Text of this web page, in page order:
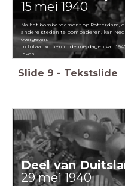
15 mei 1940
Na het bombardement op Rotterdam,
andere steden te bombaderen, kan
overgeven.
In totaal komen in de meidagen van
leven.
Slide 9 - Tekstslide
Deel van
29 mei 1940